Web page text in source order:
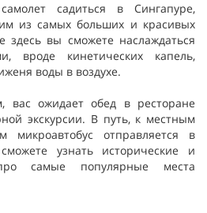
садиться в Сингапуре,
из самых больших и красивых
вы сможете наслаждаться
вроде кинетических капель,
воды в воздухе.
вас ожидает обед в ресторане
экскурсии. В путь, к местным
микроавтобус отправляется в
узнать исторические и
самые популярные места